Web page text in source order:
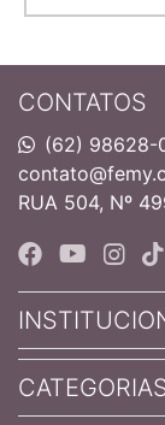
CONTATOS
(62) 98628-
RUA 504, Nº